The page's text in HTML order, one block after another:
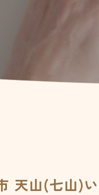
天山(七山)